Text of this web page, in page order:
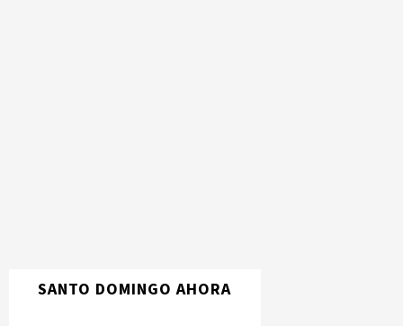
SANTO DOMINGO AHORA